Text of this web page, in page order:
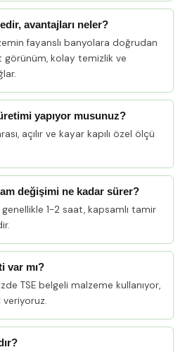
avantajları neler?
fayanslı banyolara doğrudan
kolay temizlik ve
yapıyor musunuz?
açılır ve kayar kapılı özel ölçü
değişimi ne kadar sürer?
1-2 saat, kapsamlı tamir
var mı?
TSE belgeli malzeme kullanıyor,
veriyoruz.